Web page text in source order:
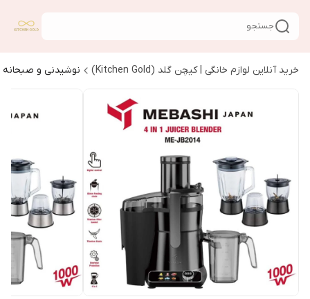
جستجو
خرید آنلاین لوازم خانگی | کیچن گلد (Kitchen Gold) نوشیدنی و صبحانه